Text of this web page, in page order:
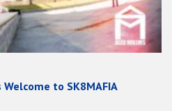
to SK8MAFIA